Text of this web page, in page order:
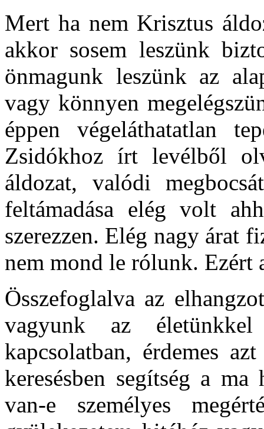
Mert ha nem Krisztus
akkor sosem leszünk
önmagunk leszünk az
vagy könnyen
éppen végeláthatatlan
Zsidókhoz írt levélből
áldozat, valódi
feltámadása elég volt
szerezzen. Elég nagy árat
nem mond le rólunk. Ezért
Összefoglalva az
vagyunk az
kapcsolatban, érdemes
keresésben segítség a
van-e személyes